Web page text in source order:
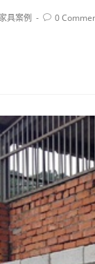
具案例 0